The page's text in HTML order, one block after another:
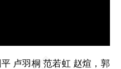
卢羽桐 范若虹 赵煊，郭